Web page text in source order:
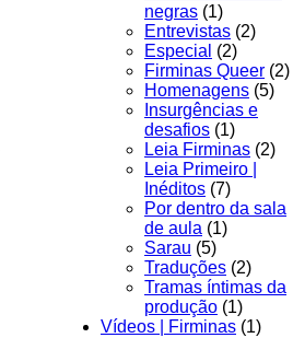
negras (1)
Entrevistas (2)
Especial (2)
Firminas Queer (2)
Homenagens (5)
Insurgências e
desafios (1)
Leia Firminas (2)
Leia Primeiro |
Inéditos (7)
Por dentro da sala
de aula (1)
Sarau (5)
Traduções (2)
Tramas íntimas da
produção (1)
Vídeos | Firminas (1)